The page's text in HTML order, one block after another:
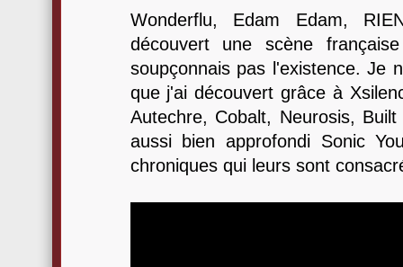
Wonderflu, Edam Edam,
découvert une scène
soupçonnais pas l'existence. Je
que j'ai découvert grâce à
Autechre, Cobalt, Neurosis,
aussi bien approfondi Sonic
chroniques qui leurs sont